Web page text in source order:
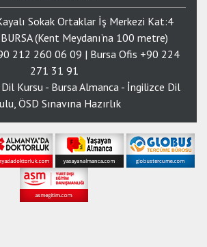
Sokak Ortaklar İş Merkezi Kat:4
(Kent Meydanı’na 100 metre)
212 260 06 09 | Bursa Ofis +90 224
271 31 91
Kursu - Bursa Almanca - İngilizce Dil
ÖSD Sınavına Hazırlık